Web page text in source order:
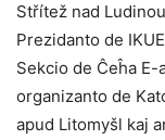
Střítež nad
Prezidanto de
Sekcio de Ĉeĥa E-
organizanto de
apud Litomyšl kaj